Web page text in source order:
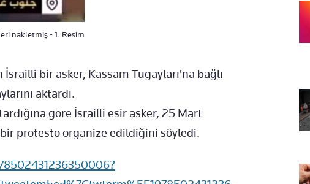
nakletmiş - 1. Resim
bir asker, Kassam Tugayları'na bağlı
aktardı.
göre İsrailli esir asker, 25 Mart
protesto organize edildiğini söyledi.